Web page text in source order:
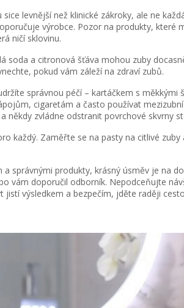
levnější než klinické zákroky, ale ne
výrobce. Pozor na produkty, které
ničí sklovinu.
soda a citronová šťáva mohou zuby
pokud vám záleží na zdraví zubů.
správnou péčí – kartáčkem s
cigaretám a často používat
někdy zvládne odstranit povrchové skvrny
každý. Zaměřte se na pasty na citlivé
správnými produkty, krásný úsměv je na
vám doporučil odborník. Nepodceňujte
jistí výsledkem a bezpečím, jděte raději